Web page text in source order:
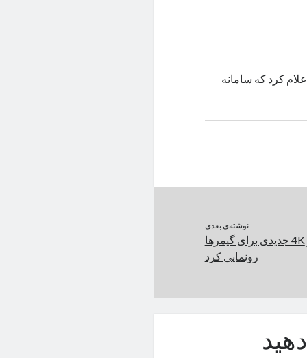
کرد که سامانه
نوشته‌ی بعدی
ایسر مانیتور ۱۶۰ هرتز 4K جدیدی برای گیمرها
رونمایی کرد